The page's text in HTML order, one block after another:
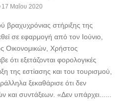
17 Μαΐου 2020
βραχυχρόνιας στήριξης της
σε εφαρμογή από τον Ιούνιο,
Οικονομικών, Χρήστος
ότι εξετάζονται φορολογικές
της εστίασης και του τουρισμού,
ξεκαθάρισε ότι δεν
και συντάξεων. «Δεν υπάρχει......